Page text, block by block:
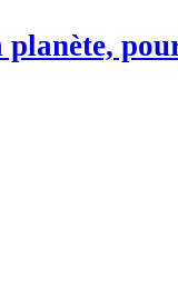
planète,